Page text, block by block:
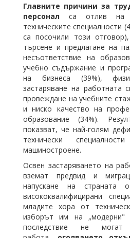
Главните причини за
персонал са отлив на
техническите специалности
са посочили този
търсене и предлагане на
несъответствие на
учебно съдържание и
на бизнеса (39%),
застаряване на работната
провеждане на учебните
и ниско качество на
образование (34%).
показват, че най-голям
технически
машиностроене.
Освен застаряването на
вземат предвид и
напускане на страната
висококвалифицирани
младите хора от
изборът им на „модерни"
последствие не